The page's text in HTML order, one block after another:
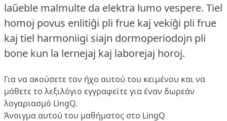
laŭeble malmulte da elektra lumo vespere. Tiel
homoj povus enlitiĝi pli frue kaj vekiĝi pli frue
kaj tiel harmoniigi siajn dormoperiodojn pli
bone kun la lernejaj kaj laborejaj horoj.
Για να ακούσετε τον ήχο αυτού του κειμένου και να
μάθετε το λεξιλόγιο εγγραφείτε για έναν δωρεάν
λογαριασμό LingQ.
Άνοιγμα αυτού του μαθήματος στο LingQ